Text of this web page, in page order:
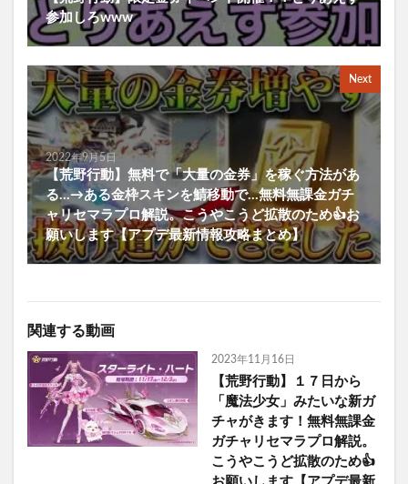
参加しろwww
Next
2022年9月5日
【荒野行動】無料で「大量の金券」を稼ぐ方法があ
る…→ある金枠スキンを鯖移動で…無料無課金ガチ
ャリセマラプロ解説。こうやこうど拡散のため👍お
願いします【アプデ最新情報攻略まとめ】
関連する動画
2023年11月16日
【荒野行動】１７日から
「魔法少女」みたいな新ガ
チャがきます！無料無課金
ガチャリセマラプロ解説。
こうやこうど拡散のため👍